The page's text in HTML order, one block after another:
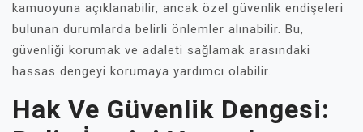
kamuoyuna açıklanabilir, ancak özel güvenlik endişeleri
bulunan durumlarda belirli önlemler alınabilir. Bu,
güvenliği korumak ve adaleti sağlamak arasındaki
hassas dengeyi korumaya yardımcı olabilir.
Hak Ve Güvenlik Dengesi: